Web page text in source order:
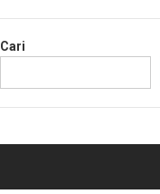
Cari